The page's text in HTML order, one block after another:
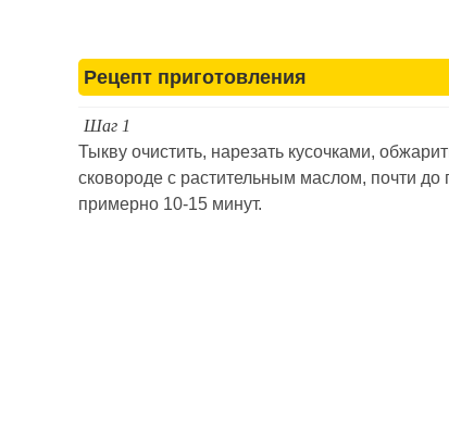
Рецепт приготовления
Шаг 1
Тыкву очистить, нарезать кусочками,
сковороде с растительным маслом, почти до
примерно 10-15 минут.